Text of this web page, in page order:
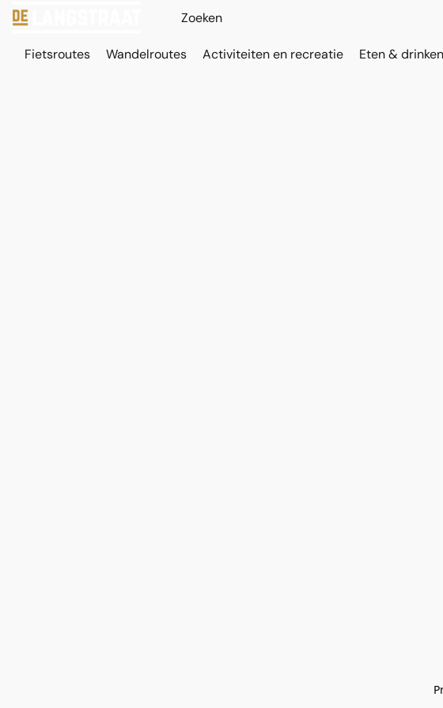
Fietsroutes Wandelroutes Activiteiten en recreatie Eten & drinken